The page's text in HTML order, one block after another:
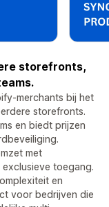
storefronts,
merchants bij het
storefronts.
en biedt prijzen
met
toegang.
en
voor bedrijven die